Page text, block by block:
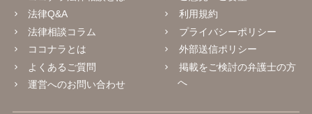
法律Q&A
法律相談コラム
ココナラとは
よくあるご質問
運営へのお問い合わせ
利用規約
プライバシーポリシー
外部送信ポリシー
掲載をご検討の弁護士の方
へ